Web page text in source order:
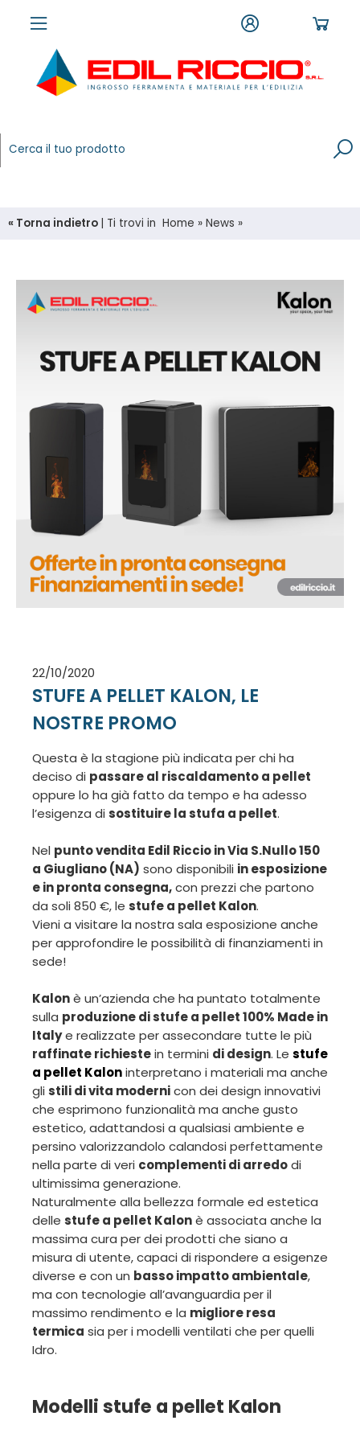
« Torna indietro Ti trovi in Home » News »
22/10/2020
STUFE A PELLET KALON, LE
NOSTRE PROMO
Questa è la stagione più indicata per chi ha
deciso di passare al riscaldamento a pellet
oppure lo ha già fatto da tempo e ha adesso
l’esigenza di sostituire la stufa a pellet.
Nel punto vendita Edil Riccio in Via S.Nullo 150
a Giugliano (NA) sono disponibili in esposizione
e in pronta consegna,con prezzi che partono
da soli 850 €, le stufe a pellet Kalon.
Vieni a visitare la nostra sala esposizione anche
per approfondire le possibilità di finanziamenti in
sede!
Kalonè un’azienda che ha puntato totalmente
sulla produzione di stufe a pellet 100% Made in
Italye realizzate per assecondare tutte le più
raffinate richiestein termini di design. Le stufe
a pellet Kaloninterpretano i materiali ma anche
gli stili di vita modernicon dei design innovativi
che esprimono funzionalità ma anche gusto
estetico, adattandosi a qualsiasi ambiente e
persino valorizzandolo calandosi perfettamente
nella parte di veri complementi di arredodi
ultimissima generazione.
Naturalmente alla bellezza formale ed estetica
delle stufe a pellet Kalonè associata anche la
massima cura per dei prodotti che siano a
misura di utente, capaci di rispondere a esigenze
diverse e con un basso impatto ambientale,
ma con tecnologie all’avanguardia per il
massimo rendimento e la migliore resa
termica sia per i modelli ventilati che per quelli
Idro.
Modelli stufe a pellet Kalon